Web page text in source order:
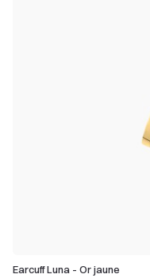
Earcuff Luna - Or jaune